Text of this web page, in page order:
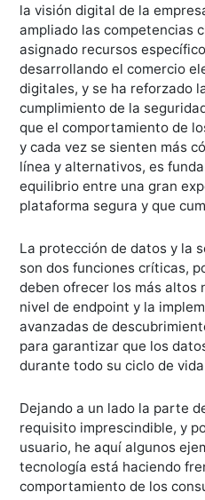
la visión digital de la
ampliado las competencias
asignado recursos
desarrollando el comercio
digitales, y se ha reforzado
cumplimiento de la
que el comportamiento de
y cada vez se sienten más
línea y alternativos, es
equilibrio entre una gran
plataforma segura y que
La protección de datos y la
son dos funciones críticas,
deben ofrecer los más altos
nivel de endpoint y la
avanzadas de
para garantizar que los
durante todo su ciclo de
Dejando a un lado la parte
requisito imprescindible, y
usuario, he aquí algunos
tecnología está haciendo
comportamiento de los